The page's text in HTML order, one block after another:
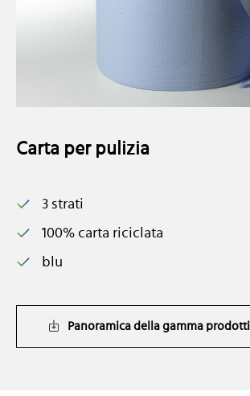
Carta per pulizia
3 strati
100% carta riciclata
blu
Panoramica della gamma prodotti